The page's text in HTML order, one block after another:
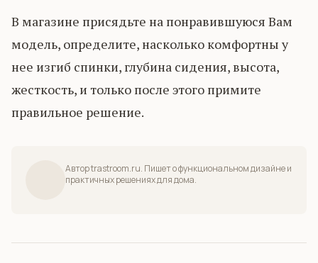
В магазине присядьте на понравившуюся Вам
модель, определите, насколько комфортны у
нее изгиб спинки, глубина сидения, высота,
жесткость, и только после этого примите
правильное решение.
Автор trastroom.ru. Пишет о функциональном дизайне и
практичных решениях для дома.